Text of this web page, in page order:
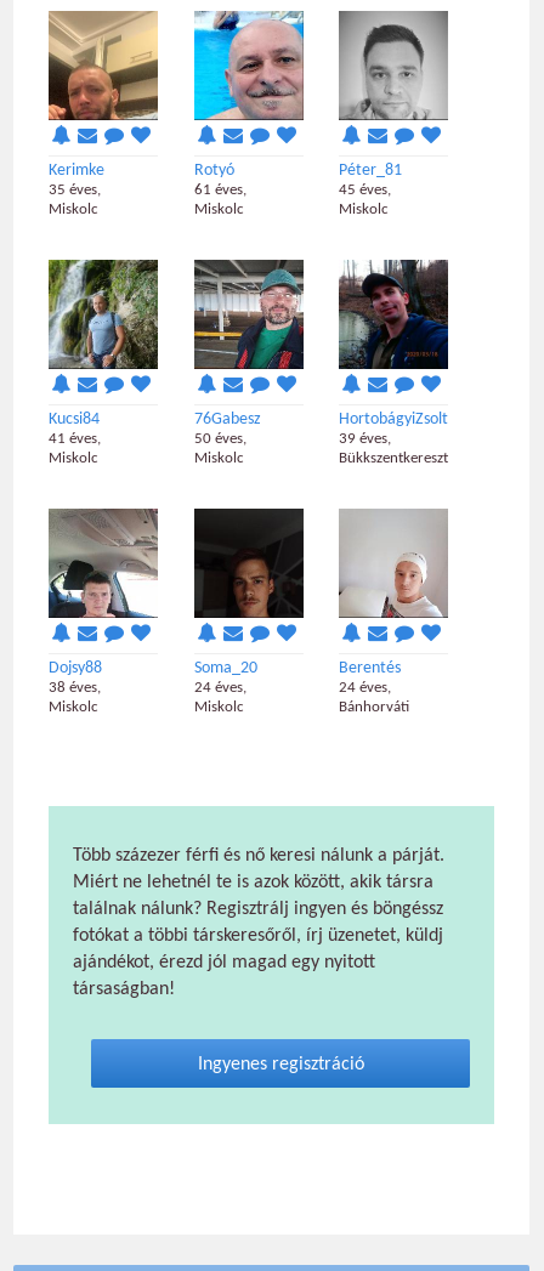
Kerimke
35 éves,
Miskolc
Rotyó
61 éves,
Miskolc
Péter_81
45 éves,
Miskolc
Kucsi84
41 éves,
Miskolc
76Gabesz
50 éves,
Miskolc
HortobágyiZsolt
39 éves,
Bükkszentkereszt
Dojsy88
38 éves,
Miskolc
Soma_20
24 éves,
Miskolc
Berentés
24 éves,
Bánhorváti
Több százezer férfi és nő keresi nálunk a párját.
Miért ne lehetnél te is azok között, akik társra
találnak nálunk? Regisztrálj ingyen és böngéssz
fotókat a többi társkeresőről, írj üzenetet, küldj
ajándékot, érezd jól magad egy nyitott
társaságban!
Ingyenes regisztráció